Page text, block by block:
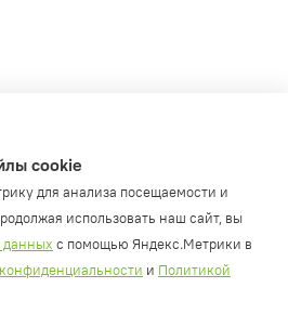
и обработки ПД
ПД
файлов
cookie
для анализа посещаемости и
использовать наш сайт, вы
данных с помощью Яндекс.Метрики в
и Политикой